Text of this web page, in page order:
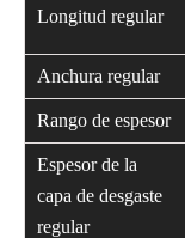
Longitud regular
Anchura regular
Rango de espesor
Espesor de la
capa de desgaste
regular